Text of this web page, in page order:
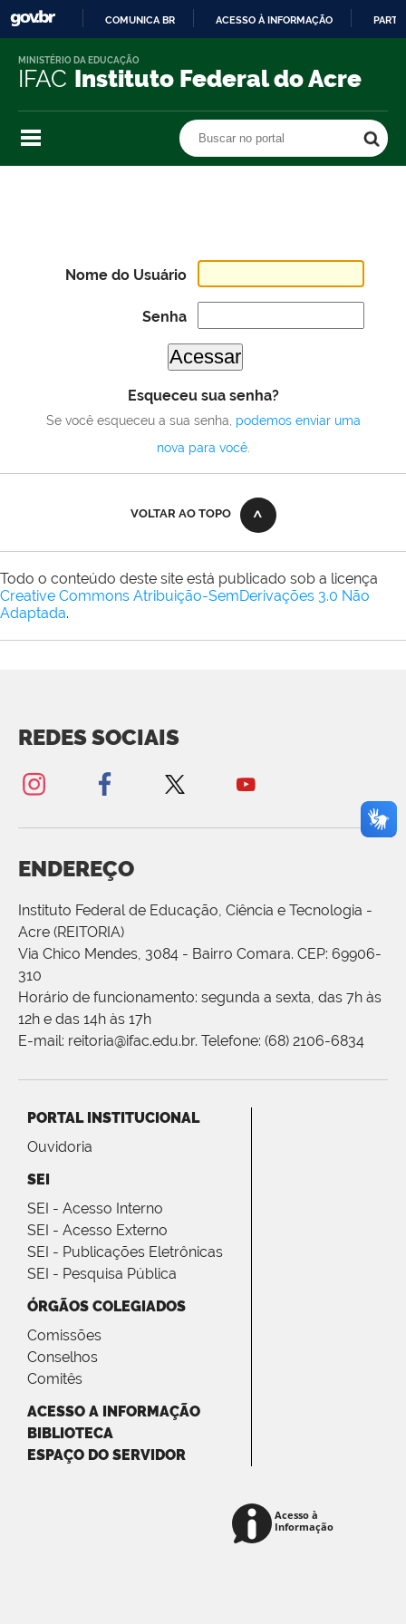
O
COMUNICA BR ACESSO À INFORMAÇÃO
IFAC Instituto Federal do Acre
MINISTÉRIO DA EDUCAÇÃO
Buscar no portal
Nome do Usuário
Senha
Esqueceu sua senha?
Se você esqueceu a sua senha, podemos enviar uma
nova para você.
VOLTAR AO TOPO
Todo o conteúdo deste site está publicado sob a licença
Creative Commons Atribuição-SemDerivações 3.0 Não
Adaptada.
REDES SOCIAIS
ENDEREÇO
Instituto Federal de Educação, Ciência e Tecnologia -
Acre (REITORIA)
Via Chico Mendes, 3084 - Bairro Comara. CEP: 69906-
310
Horário de funcionamento: segunda a sexta, das 7h às
12h e das 14h às 17h
E-mail: reitoria@ifac.edu.br. Telefone: (68) 2106-6834
PORTAL INSTITUCIONAL
Ouvidoria
SEI
SEI - Acesso Interno
SEI - Acesso Externo
SEI - Publicações Eletrônicas
SEI - Pesquisa Pública
ÓRGÃOS COLEGIADOS
Comissões
Conselhos
Comitês
ACESSO A INFORMAÇÃO
BIBLIOTECA
ESPAÇO DO SERVIDOR